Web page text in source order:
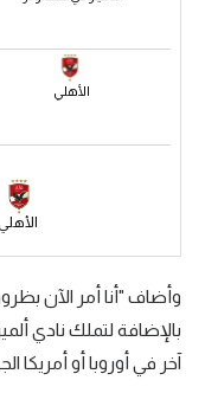
دوري أبطال أوروبا
كرة يد
كرة طائرة
الأهلي
الأهلي
وأضاف "أنا أمر الآن
بالإضافة لتملك نادي
آخر في أوروبا أو أمريكا